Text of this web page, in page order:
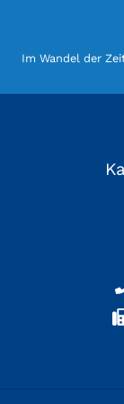
Im Wandel der